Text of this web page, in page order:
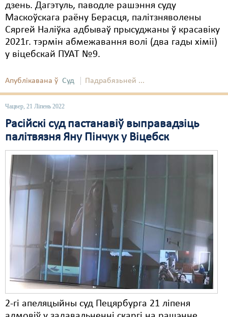
дзень. Дагэтуль, паводле рашэння суду
Маскоўскага раёну Берасця, палітзняволены
Сяргей Наліўка адбываў прысуджаны ў красавіку
2021г. тэрмін абмежавання волі (два гады хіміі)
у віцебскай ПУАТ №9.
Апублікавана ў Суд Падрабязьней ...
Чацвер, 21 Ліпень 2022
Расійскі суд пастанавіў выправадзіць
палітвязня Яну Пінчук у Віцебск
2-гі апеляцыйны суд Пецярбурга 21 ліпеня